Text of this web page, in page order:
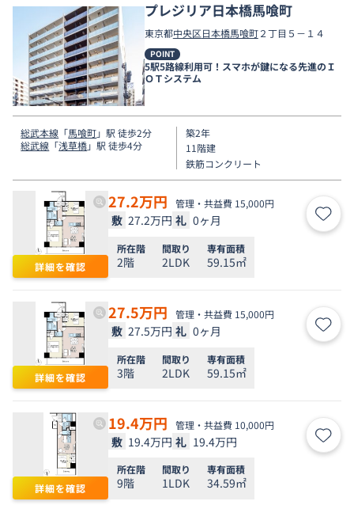
プレジリア日本橋馬喰町
東京都中央区日本橋馬喰町２丁目５－１４
POINT
5駅5路線利用可！スマホが鍵になる先進のＩ
ＯＴシステム
総武本線 「馬喰町」駅 徒歩2分
総武線 「浅草橋」駅 徒歩4分
築2年
11階建
鉄筋コンクリート
詳細を確認
27.2万円 管理・共益費 15,000円
敷 27.2万円 礼 0ヶ月 お気
所在階
2階
間取り
2LDK
専有面積
59.15㎡
詳細を確認
27.5万円 管理・共益費 15,000円
敷 27.5万円 礼 0ヶ月 お気
所在階
3階
間取り
2LDK
専有面積
59.15㎡
詳細を確認
19.4万円 管理・共益費 10,000円
敷 19.4万円 礼 19.4万円 お気
所在階
9階
間取り
1LDK
専有面積
34.59㎡